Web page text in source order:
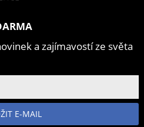
a zajímavostí ze světa
E-MAIL